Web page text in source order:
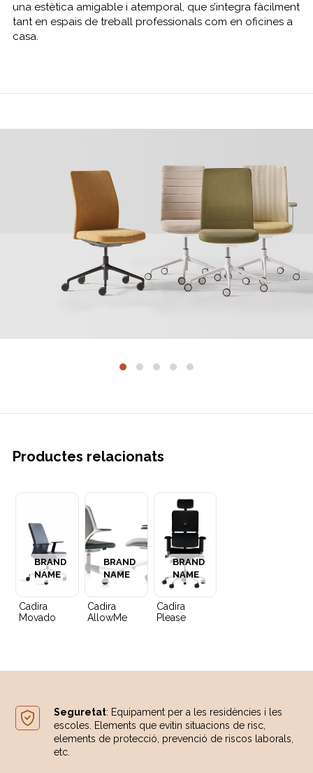
una estètica amigable i atemporal, que s’integra fàcilment
tant en espais de treball professionals com en oficines a
casa.
Productes relacionats
Cadira
Movado
BRAND
NAME
Cadira
AllowMe
BRAND
NAME
Cadira
Please
BRAND
NAME
Seguretat: Equipament per a les residències i les
escoles. Elements que evitin situacions de risc,
elements de protecció, prevenció de riscos laborals,
etc.